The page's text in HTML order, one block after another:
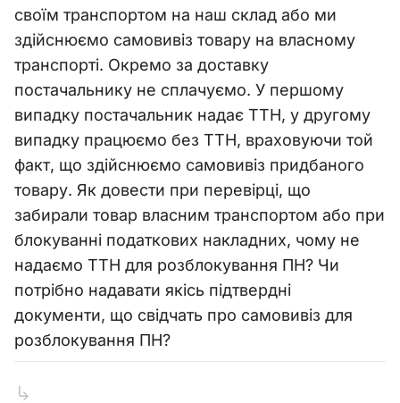
своїм транспортом на наш склад або ми
здійснюємо самовивіз товару на власному
транспорті. Окремо за доставку
постачальнику не сплачуємо. У першому
випадку постачальник надає ТТН, у другому
випадку працюємо без ТТН, враховуючи той
факт, що здійснюємо самовивіз придбаного
товару. Як довести при перевірці, що
забирали товар власним транспортом або при
блокуванні податкових накладних, чому не
надаємо ТТН для розблокування ПН? Чи
потрібно надавати якісь підтвердні
документи, що свідчать про самовивіз для
розблокування ПН?